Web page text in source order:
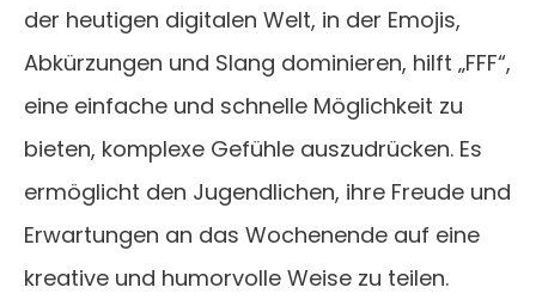
der heutigen digitalen Welt, in der Emojis,
Abkürzungen und Slang dominieren, hilft „FFF“,
eine einfache und schnelle Möglichkeit zu
bieten, komplexe Gefühle auszudrücken. Es
ermöglicht den Jugendlichen, ihre Freude und
Erwartungen an das Wochenende auf eine
kreative und humorvolle Weise zu teilen.